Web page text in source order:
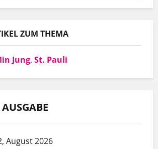
ZUM THEMA
Jung, St. Pauli
August 2026